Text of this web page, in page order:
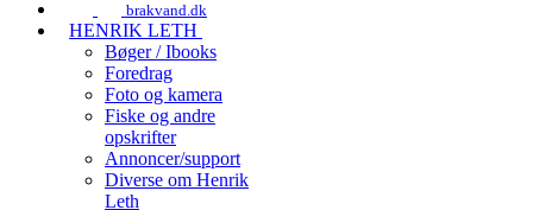
brakvand.dk
HENRIK LETH
Bøger / Ibooks
Foredrag
Foto og kamera
Fiske og andre
opskrifter
Annoncer/support
Diverse om Henrik
Leth